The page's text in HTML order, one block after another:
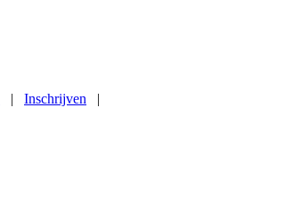
| Inschrijven |